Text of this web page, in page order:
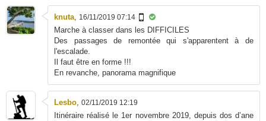
knuta, 16/11/2019 07:14
Marche à classer dans les DIFFICILES
Des passages de remontée qui s'apparentent à de
l'escalade.
Il faut être en forme !!!
En revanche, panorama magnifique
Lesbo, 02/11/2019 12:19
Itinéraire réalisé le 1er novembre 2019, depuis dos d’ane